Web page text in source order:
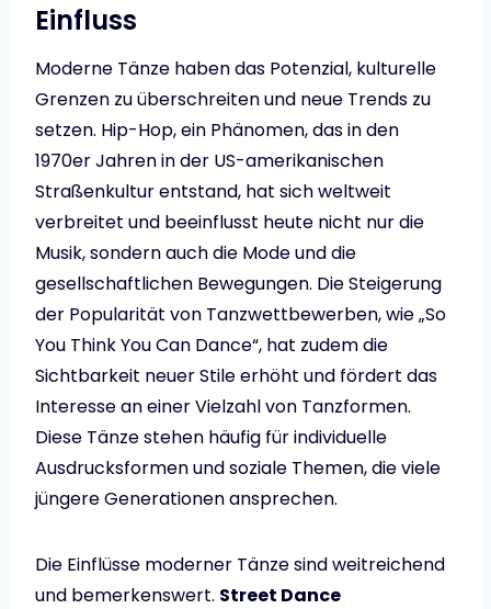
Einfluss
Moderne Tänze haben das Potenzial, kulturelle
Grenzen zu überschreiten und neue Trends zu
setzen. Hip-Hop, ein Phänomen, das in den
1970er Jahren in der US-amerikanischen
Straßenkultur entstand, hat sich weltweit
verbreitet und beeinflusst heute nicht nur die
Musik, sondern auch die Mode und die
gesellschaftlichen Bewegungen. Die Steigerung
der Popularität von Tanzwettbewerben, wie „So
You Think You Can Dance“, hat zudem die
Sichtbarkeit neuer Stile erhöht und fördert das
Interesse an einer Vielzahl von Tanzformen.
Diese Tänze stehen häufig für individuelle
Ausdrucksformen und soziale Themen, die viele
jüngere Generationen ansprechen.
Die Einflüsse moderner Tänze sind weitreichend
und bemerkenswert. Street Dance